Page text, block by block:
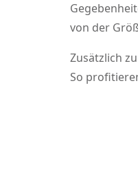
von der
Zusätzlich
So